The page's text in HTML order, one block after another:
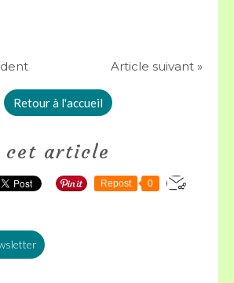
Article suivant »
Retour à l'accueil
cet article
Repost 0